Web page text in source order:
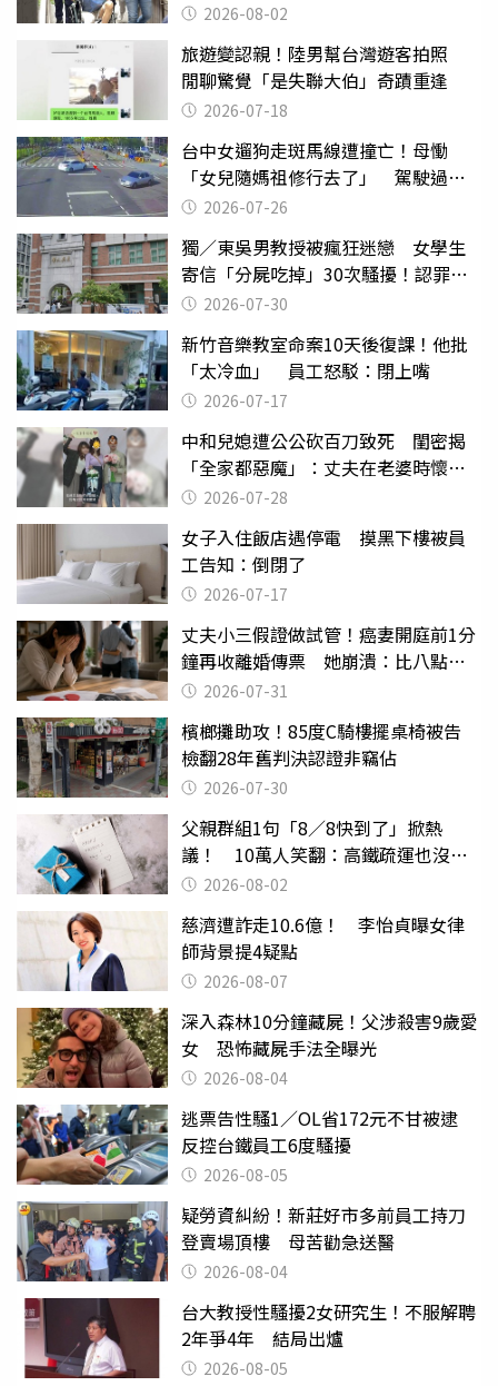
2026-08-02
旅遊變認親！陸男幫台灣遊客拍照
閒聊驚覺「是失聯大伯」奇蹟重逢
2026-07-18
台中女遛狗走斑馬線遭撞亡！母慟
「女兒隨媽祖修行去了」 駕駛過失
致死判9月
2026-07-26
獨／東吳男教授被瘋狂迷戀 女學生
寄信「分屍吃掉」30次騷擾！認罪免
關 2026-07-30
新竹音樂教室命案10天後復課！他批
「太冷血」 員工怒駁：閉上嘴
2026-07-17
中和兒媳遭公公砍百刀致死 閨密揭
「全家都惡魔」：丈夫在老婆時懷孕
摔東西
2026-07-28
女子入住飯店遇停電 摸黑下樓被員
工告知：倒閉了
2026-07-17
丈夫小三假證做試管！癌妻開庭前1分
鐘再收離婚傳票 她崩潰：比八點檔
還扯2026-07-31
檳榔攤助攻！85度C騎樓擺桌椅被告
檢翻28年舊判決認證非竊佔
2026-07-30
父親群組1句「8／8快到了」掀熱
議！ 10萬人笑翻：高鐵疏運也沒列
父親節
2026-08-02
慈濟遭詐走10.6億！ 李怡貞曝女律
師背景提4疑點
2026-08-07
深入森林10分鐘藏屍！父涉殺害9歲愛
女 恐怖藏屍手法全曝光
2026-08-04
逃票告性騷1／OL省172元不甘被逮
反控台鐵員工6度騷擾
2026-08-05
疑勞資糾紛！新莊好市多前員工持刀
登賣場頂樓 母苦勸急送醫
2026-08-04
台大教授性騷擾2女研究生！不服解聘
2年爭4年 結局出爐
2026-08-05